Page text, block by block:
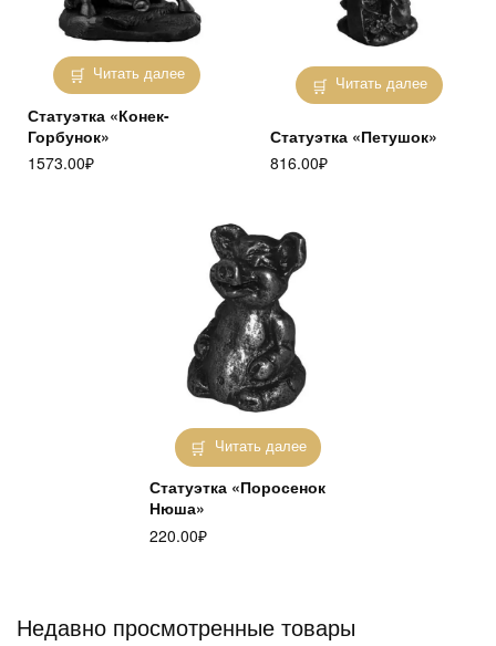
Читать далее
Статуэтка «Конек-
Горбунок»
1573.00₽
Читать далее
Статуэтка «Петушок»
816.00₽
Читать далее
Статуэтка «Поросенок
Нюша»
220.00₽
Недавно просмотренные товары